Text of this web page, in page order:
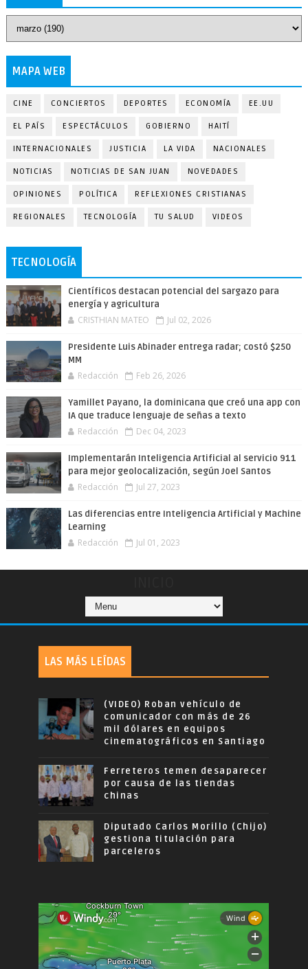
MAPA WEB
CINE CONCIERTOS DEPORTES ECONOMÍA EE.UU
EL PAÍS ESPECTÁCULOS GOBIERNO HAITÍ
INTERNACIONALES JUSTICIA LA VIDA NACIONALES
NOTICIAS NOTICIAS DE SAN JUAN NOVEDADES
OPINIONES POLÍTICA REFLEXIONES CRISTIANAS
REGIONALES TECNOLOGÍA TU SALUD VIDEOS
TECNOLOGÍA
Científicos destacan potencial del sargazo para
energía y agricultura
CRISTHIAN MATEO Jul 02, 2026
Presidente Luis Abinader entrega radar; costó $250
MM
Redacción Feb 26, 2026
Yamillet Payano, la dominicana que creó una app con
IA que traduce lenguaje de señas a texto
Redacción Dec 04, 2023
Implementarán Inteligencia Artificial al servicio 911
para mejor geolocalización, según Joel Santos
Redacción Jul 27, 2023
Las diferencias entre Inteligencia Artificial y Machine
Learning
Redacción Jul 01, 2023
LAS MÁS LEÍDAS
(VIDEO) Roban vehículo de
comunicador con más de 26
mil dólares en equipos
cinematográficos en Santiago
Ferreteros temen desaparecer
por causa de las tiendas
chinas
Diputado Carlos Morillo (Chijo)
gestiona titulación para
parceleros